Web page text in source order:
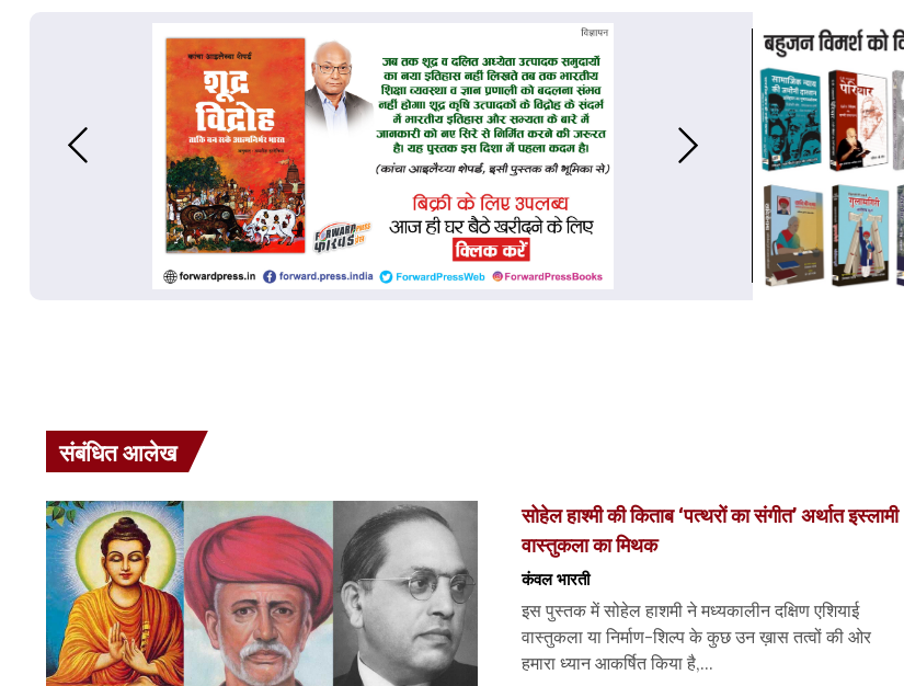
संबंधित आलेख
सोहेल हाश्मी की किताब ‘पत्थरों का संगीत’ अर्थात इस्लामी
वास्तुकला का मिथक
कंवल भारती
इस पुस्तक में सोहेल हाशमी ने मध्यकालीन दक्षिण एशियाई
वास्तुकला या निर्माण-शिल्प के कुछ उन ख़ास तत्वों की ओर
हमारा ध्यान आकर्षित किया है,...